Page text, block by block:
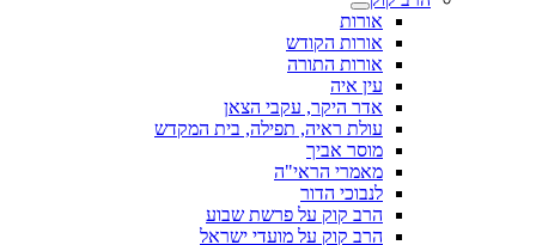
אורות
אורות הקודש
אורות התורה
עין איה
אדר היקר, עקבי הצאן
עולת ראיה, תפילה, בית המקדש
מוסר אביך
מאמרי הראי"ה
לנבוכי הדור
הרב קוק על פרשת שבוע
הרב קוק על מועדי ישראל